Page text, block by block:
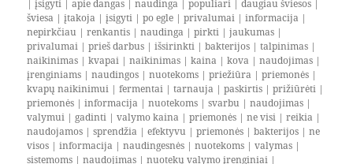
|įsigyti |apie dangas |naudinga |populiari |daugiau šviesos |
šviesa |įtakoja |įsigyti |po egle |privalumai |informacija |
nepirkčiau |renkantis |naudinga |pirkti |jaukumas |
privalumai |prieš darbus |išsirinkti |bakterijos |talpinimas |
naikinimas |kvapai |naikinimas |kaina |kova |naudojimas |
įrenginiams |naudingos |nuotekoms |priežiūra |priemonės |
kvapų naikinimui |fermentai |tarnauja |paskirtis |prižiūrėti |
priemonės |informacija |nuotekoms |svarbu |naudojimas |
valymui | gadinti |valymo kaina |priemonės |ne visi |reikia |
naudojamos |sprendžia |efektyvu |priemonės |bakterijos |ne
visos |informacija |naudingesnės |nuotekoms |valymas |
sistemoms |naudojimas |nuotekų valymo įrenginiai |